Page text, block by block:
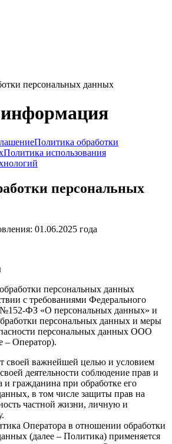
персональных данных
Политика обработки
Политика использования
персональных
01.06.2025 года
персональных данных
с требованиями Федерального
№152-ФЗ «О персональных данных» и
персональных данных и меры
персональных данных ООО
– Оператор).
своей важнейшей целью и условием
деятельности соблюдение прав и
и гражданина при обработке его
в том числе защиты прав на
частной жизни, личную и
Оператора в отношении обработки
(далее – Политика) применяется